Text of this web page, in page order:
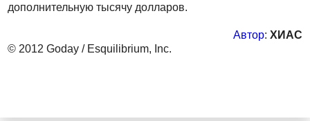
дополнительную тысячу долларов.
Автор: ХИАС
© 2012 Goday / Esquilibrium, Inc.